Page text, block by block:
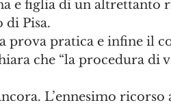
e figlia di un altrettanto
di Pisa.
prova pratica e infine il
che “la procedura di
L’ennesimo ricorso